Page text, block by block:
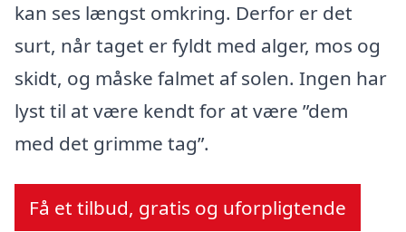
kan ses længst omkring. Derfor er det
surt, når taget er fyldt med alger, mos og
skidt, og måske falmet af solen. Ingen har
lyst til at være kendt for at være ”dem
med det grimme tag”.
Få et tilbud, gratis og uforpligtende